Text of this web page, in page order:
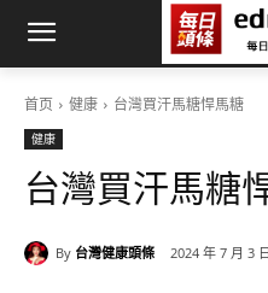
首页 健康 台灣買汗馬糖悍馬糖
健康
台灣買汗馬糖
By 台灣健康頭條 2024 年 7 月 3